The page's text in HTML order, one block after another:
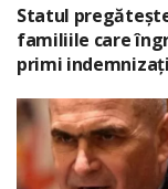
Statul
familiile care
primi